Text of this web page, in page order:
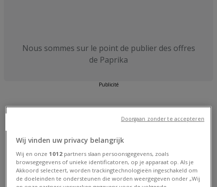
Nous sommes sur le point de publier des offres
de Paprika
Publicité
Wij vinden uw privacy belangrijk
Wij en onze 1012 partners slaan persoonsgegevens, zoals
browsegegevens of unieke identificatoren, op je apparaat op. Als je
Akkoord selecteert, worden trackingtechnologieën ingeschakeld om
de doeleinden te ondersteunen die worden weergegeven onder „Wij
Doorgaan zonder te accepteren